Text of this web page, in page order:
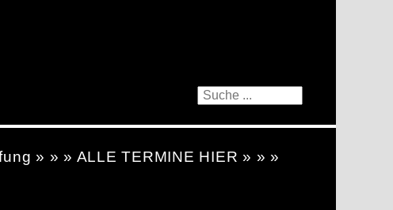
» » » ALLE TERMINE HIER » » »